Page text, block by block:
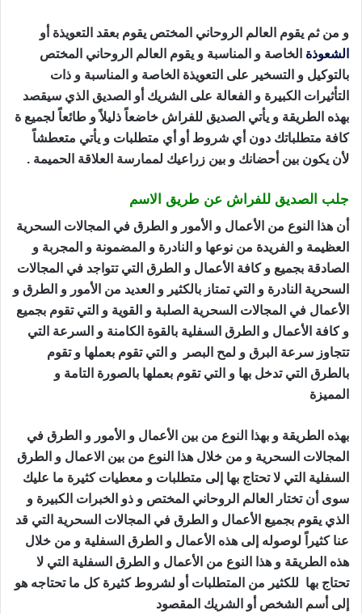
و من ثم يقوم العالم الروحاني المختص يقوم بعقد التعويذة أو
الشعوذة الخاصة و المناسبة و يقوم العالم الروحاني المختص
بالتوكيل و التسخير على التعويذة الخاصة و المناسبة و ذات
التأثيرات الكبيرة و الفعالة على الشريك أو الصديق الذي سيقصد
بهذه الطريقة و يأتي الصديق للفراش خاضعاً ذليلاً و طائعاً لجميع ة
كافة متطلباتك دون أي شروط أو أي متطلبات و يأتي متعطشاً
لأن يكون بين أحضانك و بين زراعيك لممارسة العلاقة الحميمة .
جلب الصديق للفراش عن طريق الاسم
أن هذا النوع من الأعمال و الأمور و الطرق في المجالات السحرية
العظيمة و الفريدة من نوعها و النادرة و المضمونة و المجربة و
الصادقة بجميع و كافة الأعمال و الطرق التي تتواجد في المجالات
السحرية النادرة و التي تمتاز بالكثير و العديد من الأمور و الطرق و
الأعمال في المجالات السحرية الصلبة و القوية و التي تقوم بجميع
و كافة الأعمال و الطرق السفلية بالقوة الكامنة و السرعة التي
تتجاوز سرعة البرق و لمح البصر و التي تقوم بعملها و تقوم
بالطرق التي تدخل بها و التي تقوم بعملها بالصورة التامة و
المميزة
بهذه الطريقة و بهذا النوع من بين الأعمال و الأمور و الطرق في
المجالات السحرية و من خلال هذا النوع من بين الاعمال و الطرق
السفلية التي لا تحتاج بها إلى متطلبات و معطيات كثيرة ما عليك
سوى أن تختار العالم الروحاني المختص و ذو الخبرات الكبيرة و
الذي يقوم بجميع الأعمال و الطرق في المجالات السحرية التي قد
عنا كثيراً لوصوله إلى هذه الأعمال و الطرق السفلية و من خلال
هذه الطريقة و هذا النوع من الأعمال و الطرق السفلية التي لا
تحتاج بها للكثير من المتطلبات أو لشروط كثيرة كل ما تحتاجه هو
إلى أسم الشخص أو الشريك المقصود